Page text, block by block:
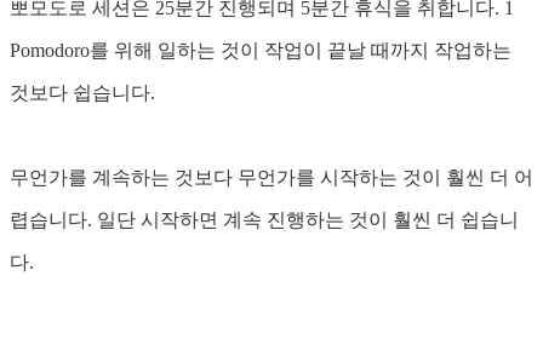
뽀모도로 세션은 25분간 진행되며 5분간 휴식을 취합니다. 1
Pomodoro를 위해 일하는 것이 작업이 끝날 때까지 작업하는
것보다 쉽습니다.
무언가를 계속하는 것보다 무언가를 시작하는 것이 훨씬 더 어
렵습니다. 일단 시작하면 계속 진행하는 것이 훨씬 더 쉽습니
다.